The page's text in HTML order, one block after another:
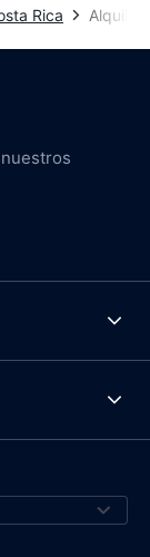
Rica Alquiler